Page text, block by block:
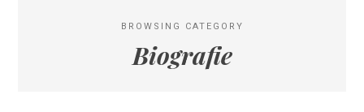
BROWSING CATEGORY
Biografie